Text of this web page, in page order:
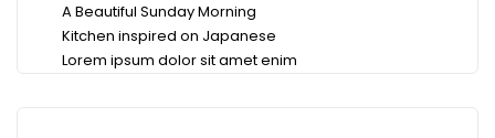
A Beautiful Sunday Morning
Kitchen inspired on Japanese
Lorem ipsum dolor sit amet enim